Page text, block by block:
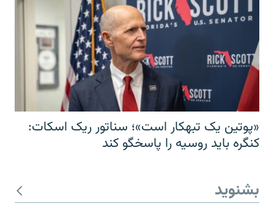
«پوتین یک تبهکار است»؛ سناتور ریک اسکات:
کنگره باید روسیه را پاسخگو کند
بشنوید